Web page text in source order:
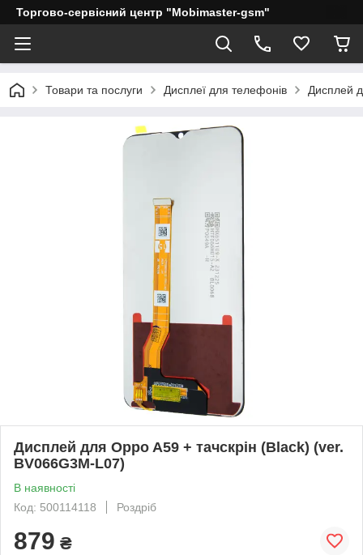
Торгово-сервісний центр "Mobimaster-gsm"
Товари та послуги Дисплеї для телефонів Дисплей
Дисплей для Oppo A59 + тачскрін (Black) (ver.
BV066G3M-L07)
В наявності
Код: 500114118
Роздріб
879 ₴